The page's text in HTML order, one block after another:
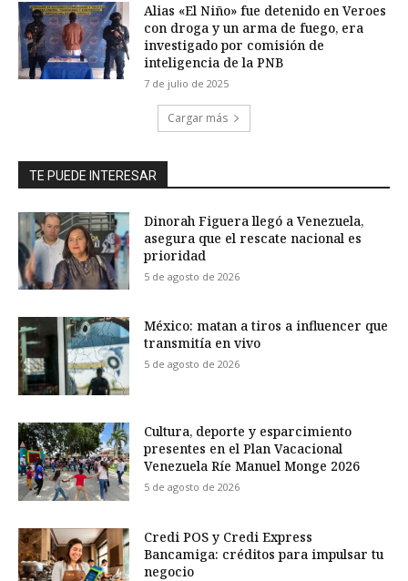
Alias «El Niño» fue detenido en Veroes
con droga y un arma de fuego, era
investigado por comisión de
inteligencia de la PNB
7 de julio de 2025
Cargar más
TE PUEDE INTERESAR
Dinorah Figuera llegó a Venezuela,
asegura que el rescate nacional es
prioridad
5 de agosto de 2026
México: matan a tiros a influencer que
transmitía en vivo
5 de agosto de 2026
Cultura, deporte y esparcimiento
presentes en el Plan Vacacional
Venezuela Ríe Manuel Monge 2026
5 de agosto de 2026
Credi POS y Credi Express
Bancamiga: créditos para impulsar tu
negocio